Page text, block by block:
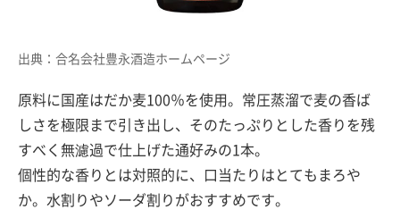
出典：合名会社豊永酒造ホームページ
原料に国産はだか麦100％を使用。常圧蒸溜で麦の香ば
しさを極限まで引き出し、そのたっぷりとした香りを残
すべく無濾過で仕上げた通好みの1本。
個性的な香りとは対照的に、口当たりはとてもまろや
か。水割りやソーダ割りがおすすめです。